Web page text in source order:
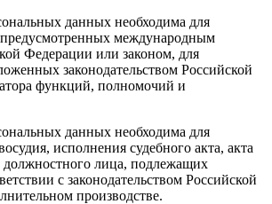
данных необходима для
международным
Федерации или законом, для
законодательством Российской
функций, полномочий и
данных необходима для
исполнения судебного акта, акта
должностного лица, подлежащих
с законодательством Российской
производстве.